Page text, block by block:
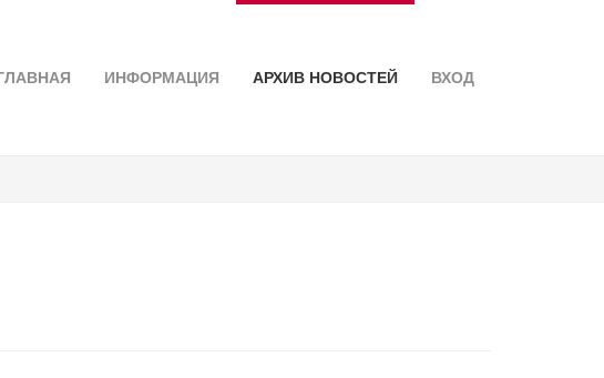
ИНФОРМАЦИЯ АРХИВ НОВОСТЕЙ ВХОД